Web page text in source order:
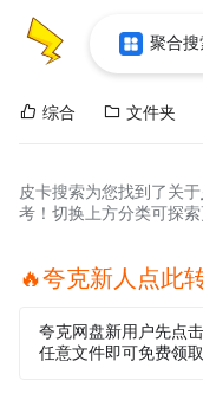
聚合搜
综合 文件夹
皮卡搜索为您找到了关于
考！切换上方分类可探
夸克网盘新用户先点
任意文件即可免费领